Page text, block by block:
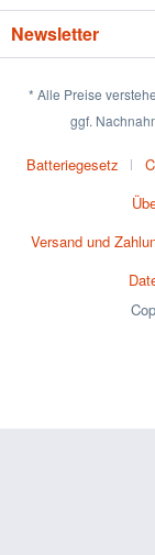
Newsletter
* Alle Preise
ggf.
Batteriegesetz
Versand und